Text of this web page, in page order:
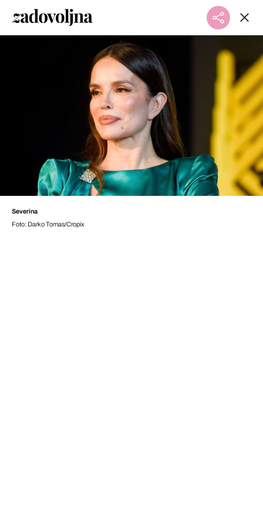
Severina
Foto: Darko Tomas/Cropix